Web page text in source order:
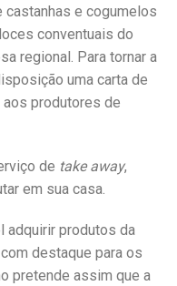
e cogumelos
conventuais do
regional. Para tornar a
uma carta de
produtores de
de take away,
em sua casa.
adquirir produtos da
destaque para os
pretende assim que a